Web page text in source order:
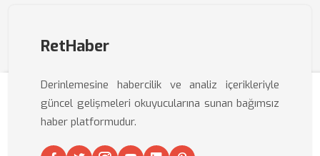
RetHaber
Derinlemesine habercilik ve analiz içerikleriyle
güncel gelişmeleri okuyucularına sunan bağımsız
haber platformudur.